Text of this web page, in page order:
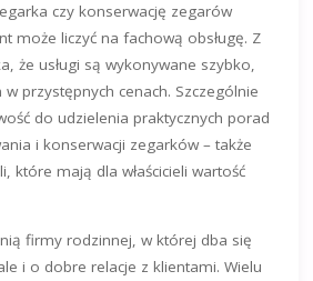
czy konserwację zegarów
może liczyć na fachową obsługę. Z
że usługi są wykonywane szybko,
przystępnych cenach. Szczególnie
do udzielenia praktycznych porad
i konserwacji zegarków – także
które mają dla właścicieli wartość
firmy rodzinnej, w której dba się
i o dobre relacje z klientami. Wielu